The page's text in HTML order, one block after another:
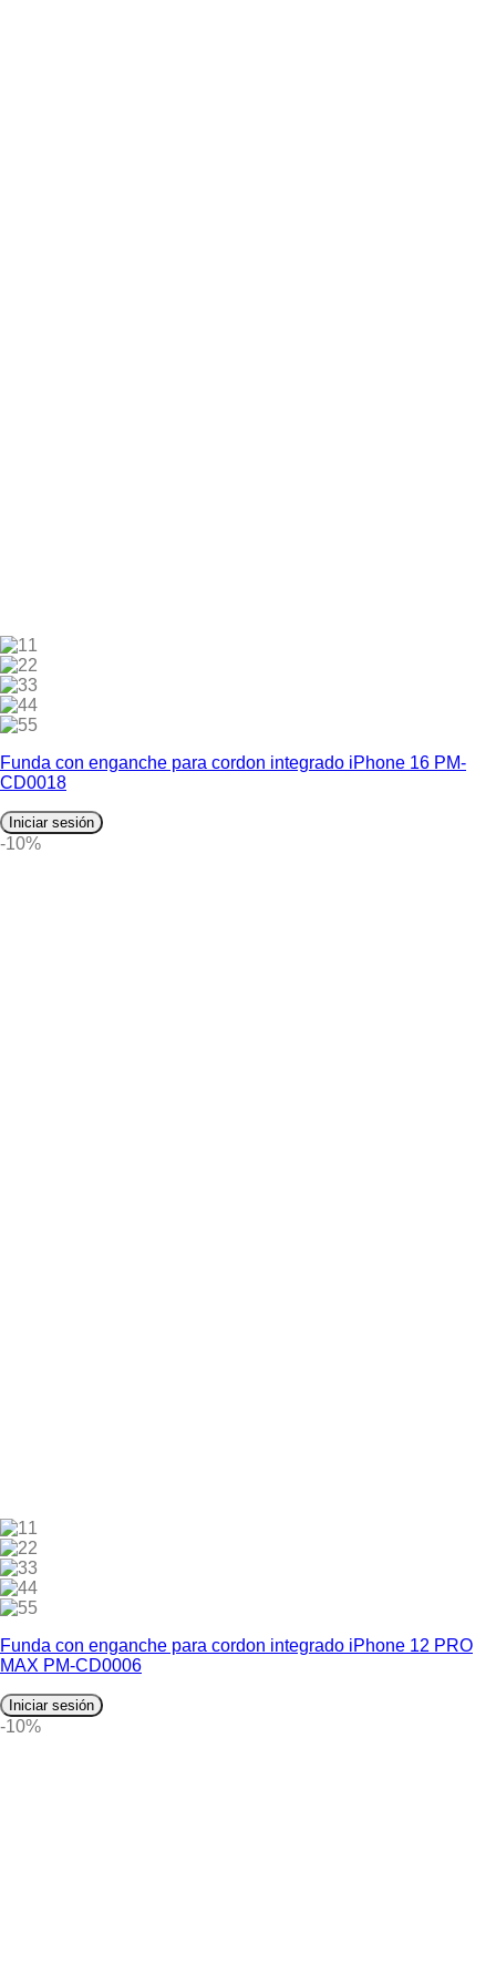
1
2
3
4
5
Funda con enganche para cordon integrado iPhone 16 PM-
CD0018
Iniciar sesión
-10%
1
2
3
4
5
Funda con enganche para cordon integrado iPhone 12 PRO
MAX PM-CD0006
Iniciar sesión
-10%